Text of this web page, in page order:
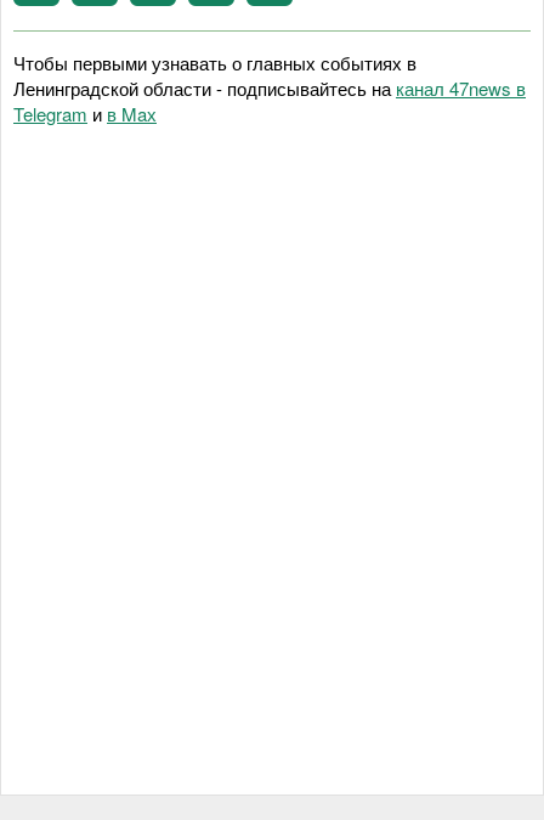
Чтобы первыми узнавать о главных событиях в
Ленинградской области - подписывайтесь наканал 47news в
Telegram и в Maх